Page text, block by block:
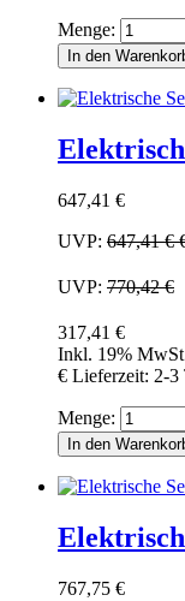
Menge:
In den
647,41 €
UVP: 647,41 €
UVP: 770,42 €
317,41 €
Inkl. 19%
€ Lieferzeit: 2-3
Menge:
In den
767,75 €